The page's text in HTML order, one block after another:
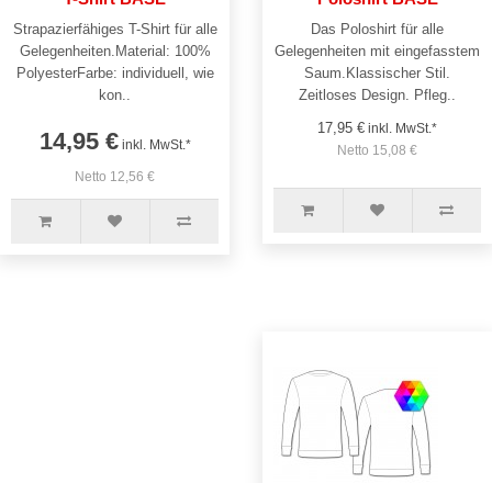
Strapazierfähiges T-Shirt für alle
Gelegenheiten.Material: 100%
PolyesterFarbe: individuell, wie
kon..
14,95 €inkl. MwSt.*
Netto 12,56 €
Das Poloshirt für alle
Gelegenheiten mit eingefasstem
Saum.Klassischer Stil.
Zeitloses Design. Pfleg..
17,95 € inkl. MwSt.*
Netto 15,08 €